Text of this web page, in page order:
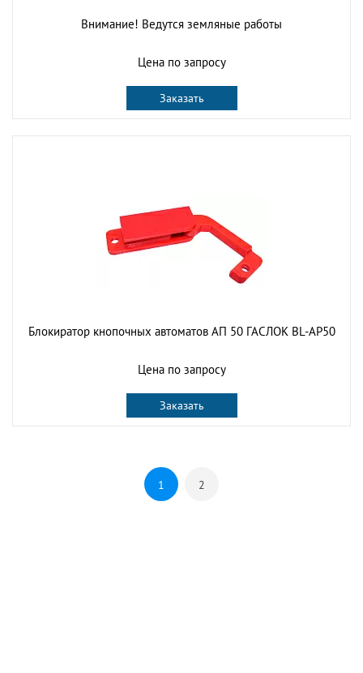
Внимание! Ведутся земляные работы
Цена по запросу
Заказать
Блокиратор кнопочных автоматов АП 50 ГАСЛОК BL-AP50
Цена по запросу
Заказать
1 2